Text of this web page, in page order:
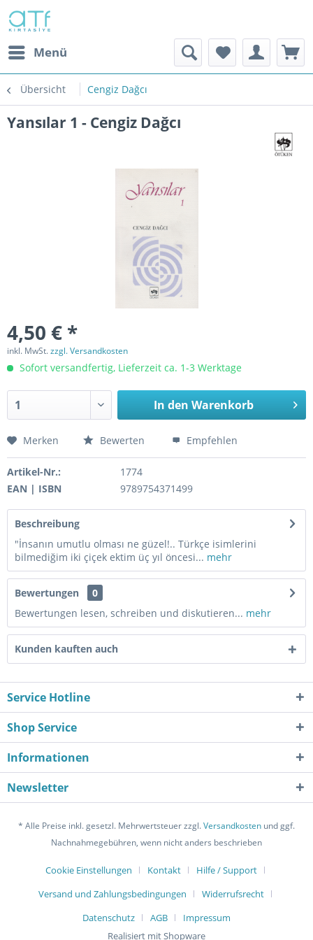
Menü
Übersicht Cengiz Dağcı
Yansılar 1 - Cengiz Dağcı
4,50 € *
inkl. MwSt.zzgl. Versandkosten
Sofort versandfertig, Lieferzeit ca. 1-3 Werktage
In den Warenkorb
Merken Bewerten Empfehlen
Artikel-Nr.:
1774
EAN | ISBN
9789754371499
Beschreibung
"İnsanın umutlu olması ne güzel!.. Türkçe isimlerini
bilmediğim iki çiçek ektim üç yıl öncesi... mehr
Bewertungen
0
Bewertungen lesen, schreiben und diskutieren... mehr
Kunden kauften auch
Service Hotline
Shop Service
Informationen
Newsletter
* Alle Preise inkl. gesetzl. Mehrwertsteuer zzgl.Versandkosten und ggf.
Nachnahmegebühren, wenn nicht anders beschrieben
Cookie Einstellungen Kontakt
Hilfe / Support
Versand und Zahlungsbedingungen
Widerrufsrecht
Datenschutz
AGB
Impressum
Realisiert mit Shopware